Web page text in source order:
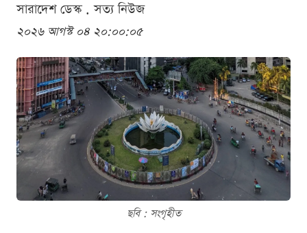
সারাদেশ ডেস্ক . সত্য নিউজ
২০২৬ আগস্ট ০৪ ২০:০০:০৫
ছবি : সংগৃহীত